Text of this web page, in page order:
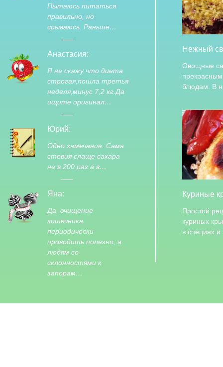
Пытаюсь питаться
правильно, но
срываюсь. Раньше…
Анастасия:
Я не скажу что диета
строгая,пошла третья
неделя,минус 7,2 кг.Да
ищите оригинал…
Юрий:
Одно замечание. Сама
стевия слаще сахара
не в 200 раз а в…
Яна:
Да, очищение
кишечника
периодически
проводить полезно, а
людям со
склонностями к
запорам…
Нежный
Овощные
блюдам. В
Куриные
Простой
куриных
в специях